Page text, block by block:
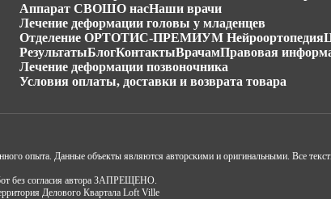
Аппарат СВОШО насНаши врачи
Лечение деформации головы у младенцев
Отделение ОРТОТИС-ПРЕМИУМ Нейроортопедия
РезультатыБлогКонтактыВрачамПравовая
Лечение деформации позвоночника
Условия оплаты, доставки и возврата товара
опыта. Данные объекты являются авторскими и оригинальными. Все
без согласия автора ЗАПРЕЩЕНО.
Делового Квартала Loft Ville